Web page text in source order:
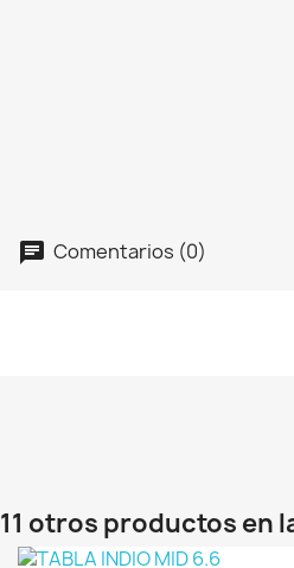
Comentarios (0)
11 otros productos en